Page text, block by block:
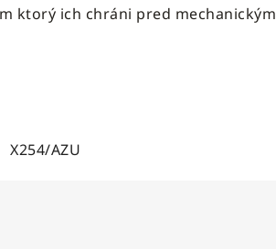
ktorý ich chráni pred mechanickým
X254/AZU